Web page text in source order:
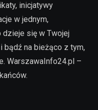
inicjatywy
w jednym,
dzieje się w Twojej
bądź na bieżąco z tym,
WarszawaInfo24.pl –